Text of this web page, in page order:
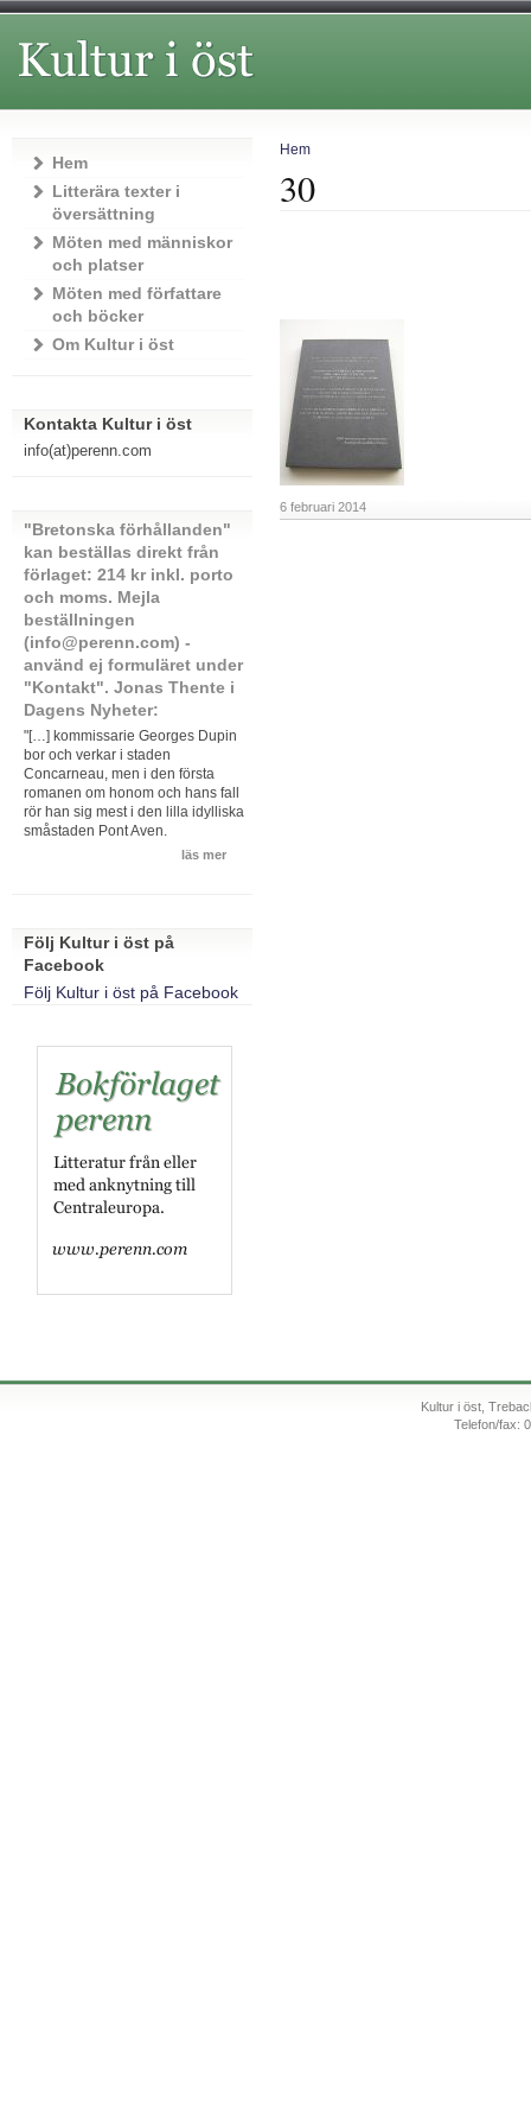
Hem
30
6 februari 2014
Hem
Litterära texter i
översättning
Möten med människor
och platser
Möten med författare
och böcker
Om Kultur i öst
Kontakta Kultur i öst
info(at)perenn.com
"Bretonska förhållanden"
kan beställas direkt från
förlaget: 214 kr inkl. porto
och moms. Mejla
beställningen
(info@perenn.com) -
använd ej formuläret under
"Kontakt". Jonas Thente i
Dagens Nyheter:
"[…] kommissarie Georges Dupin
bor och verkar i staden
Concarneau, men i den första
romanen om honom och hans fall
rör han sig mest i den lilla idylliska
småstaden Pont Aven.
läs mer
Följ Kultur i öst på
Facebook
Följ Kultur i öst på Facebook
Kultur i öst,
Telefon/fax: